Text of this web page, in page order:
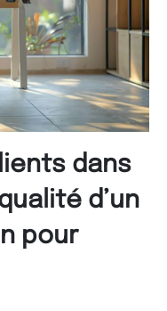
dans
d’un
pour